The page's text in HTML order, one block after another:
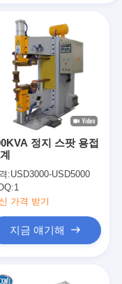
정지 스팟 용접
:USD3000-USD5000
1
가격 받기
지금 얘기해